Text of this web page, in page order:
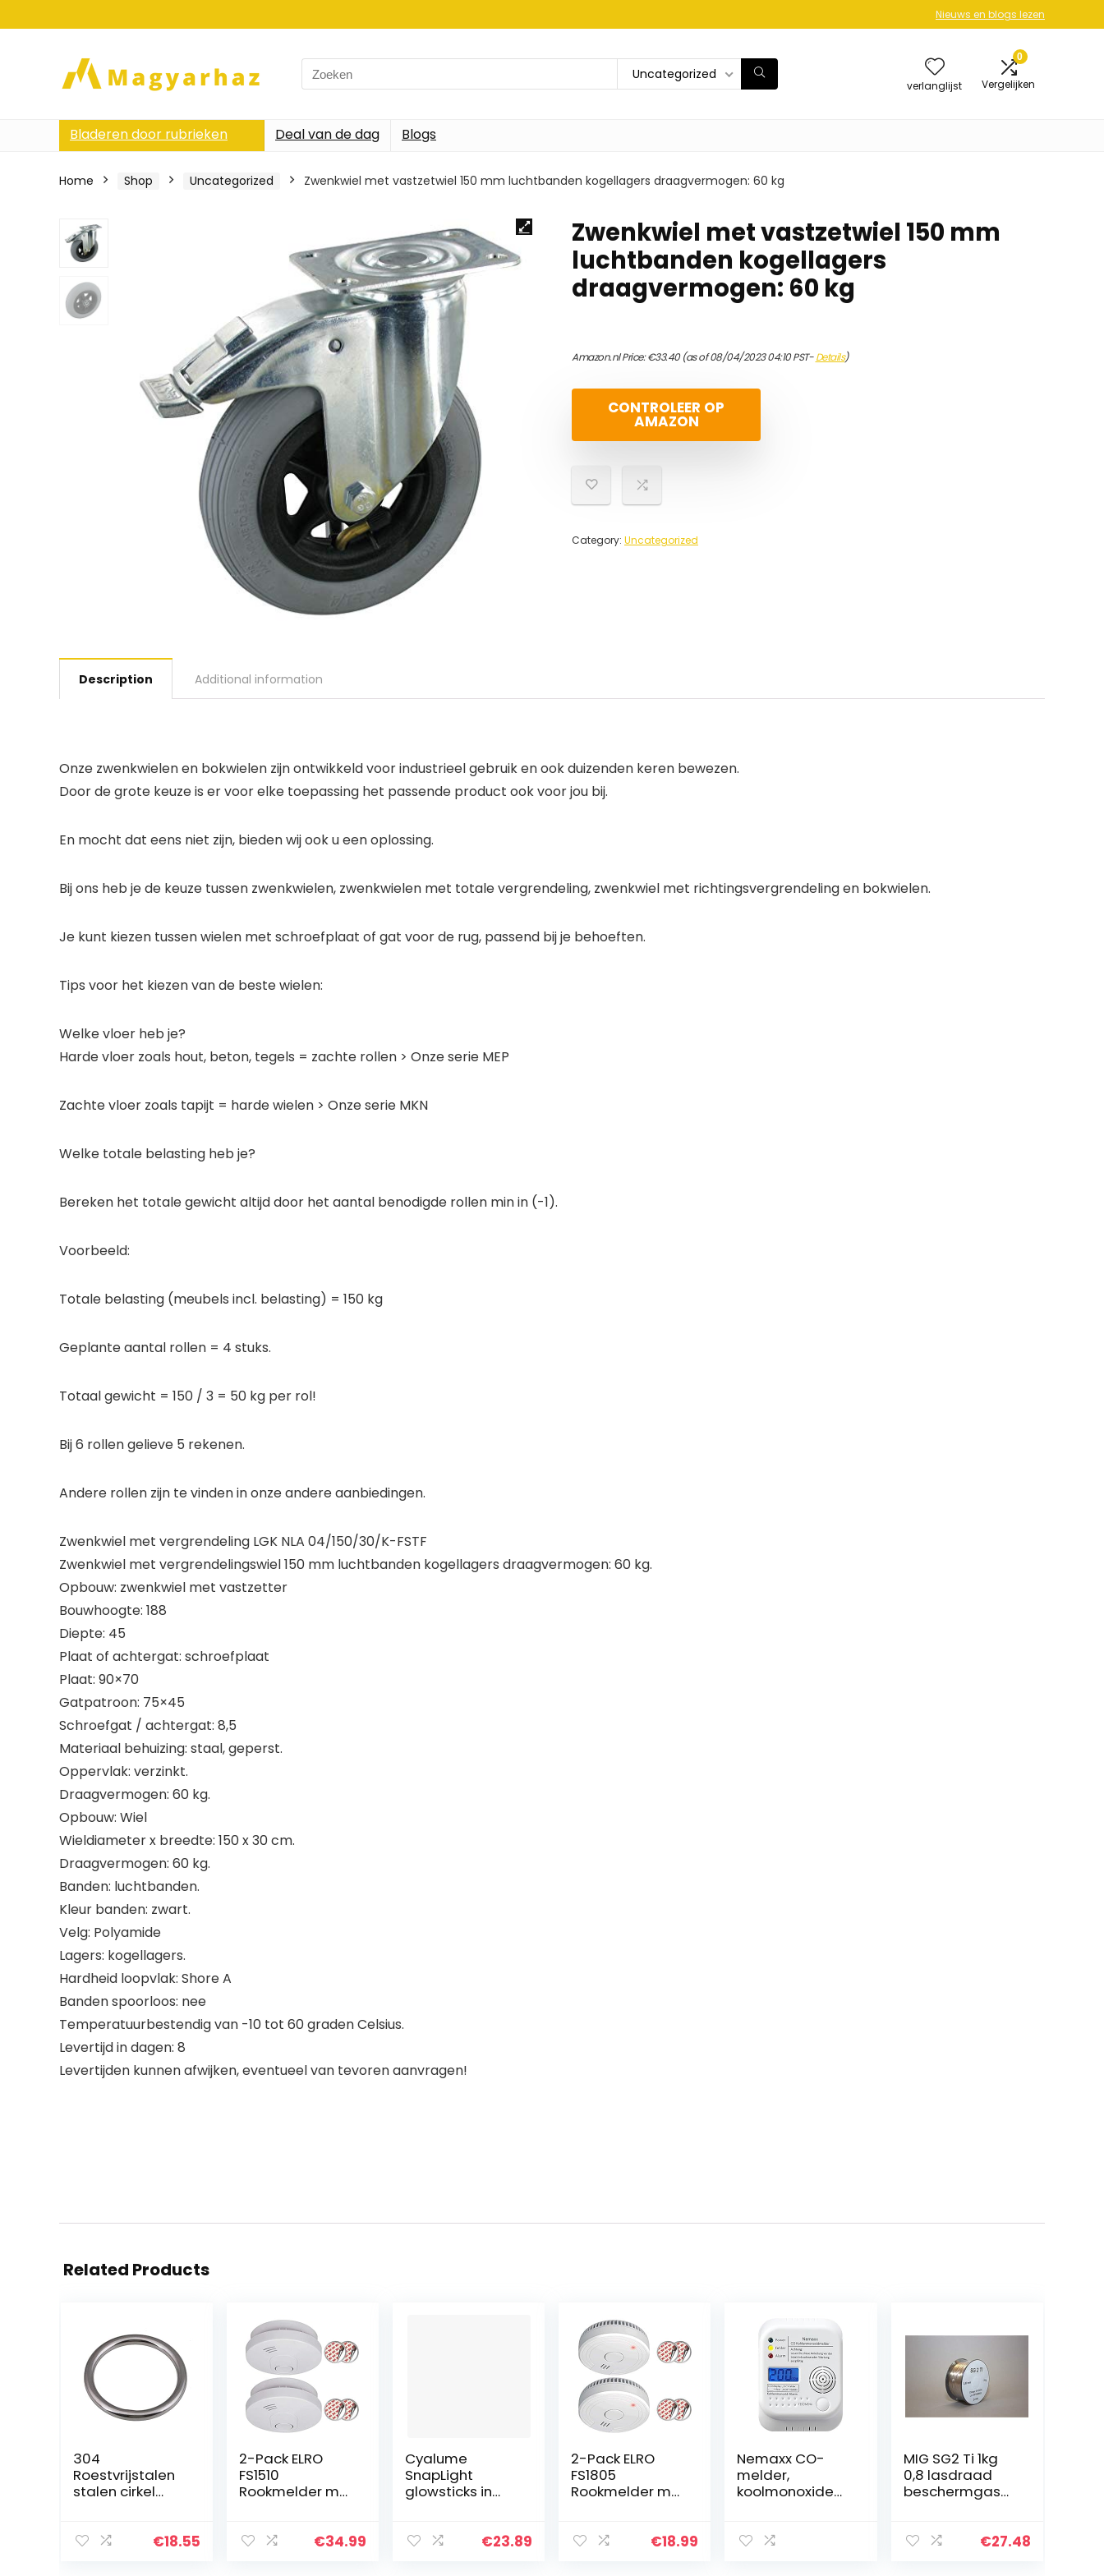
Nieuws en blogs lezen
Search
for:
Uncategorized
verlanglijst
0
Vergelijken
Bladeren door rubrieken Deal van de dag Blogs
Home Shop Uncategorized Zwenkwiel met vastzetwiel 150 mm luchtbanden kogellagers draagvermogen: 60 kg
Zwenkwiel met vastzetwiel 150 mm
luchtbanden kogellagers
draagvermogen: 60 kg
Amazon.nl Price:€33.40(as of 08/04/2023 04:10 PST-Details)
CONTROLEER OP
AMAZON
Category: Uncategorized
Description Additional information
Onze zwenkwielen en bokwielen zijn ontwikkeld voor industrieel gebruik en ook duizenden keren bewezen.
Door de grote keuze is er voor elke toepassing het passende product ook voor jou bij.
En mocht dat eens niet zijn, bieden wij ook u een oplossing.
Bij ons heb je de keuze tussen zwenkwielen, zwenkwielen met totale vergrendeling, zwenkwiel met richtingsvergrendeling en bokwielen.
Je kunt kiezen tussen wielen met schroefplaat of gat voor de rug, passend bij je behoeften.
Tips voor het kiezen van de beste wielen:
Welke vloer heb je?
Harde vloer zoals hout, beton, tegels = zachte rollen > Onze serie MEP
Zachte vloer zoals tapijt = harde wielen > Onze serie MKN
Welke totale belasting heb je?
Bereken het totale gewicht altijd door het aantal benodigde rollen min in (-1).
Voorbeeld:
Totale belasting (meubels incl. belasting) = 150 kg
Geplante aantal rollen = 4 stuks.
Totaal gewicht = 150 / 3 = 50 kg per rol!
Bij 6 rollen gelieve 5 rekenen.
Andere rollen zijn te vinden in onze andere aanbiedingen.
Zwenkwiel met vergrendeling LGK NLA 04/150/30/K-FSTF
Zwenkwiel met vergrendelingswiel 150 mm luchtbanden kogellagers draagvermogen: 60 kg.
Opbouw: zwenkwiel met vastzetter
Bouwhoogte: 188
Diepte: 45
Plaat of achtergat: schroefplaat
Plaat: 90×70
Gatpatroon: 75×45
Schroefgat / achtergat: 8,5
Materiaal behuizing: staal, geperst.
Oppervlak: verzinkt.
Draagvermogen: 60 kg.
Opbouw: Wiel
Wieldiameter x breedte: 150 x 30 cm.
Draagvermogen: 60 kg.
Banden: luchtbanden.
Kleur banden: zwart.
Velg: Polyamide
Lagers: kogellagers.
Hardheid loopvlak: Shore A
Banden spoorloos: nee
Temperatuurbestendig van -10 tot 60 graden Celsius.
Levertijd in dagen: 8
Levertijden kunnen afwijken, eventueel van tevoren aanvragen!
Related Products
304
Roestvrijstalen
stalen cirkel
Zware
€18.55
2-Pack ELRO
FS1510
Rookmelder met
Montage
€34.99
Cyalume
SnapLight
glowsticks in
10 stuks) – 15 cm
€23.89
2-Pack ELRO
FS1805
Rookmelder met
Montage –
€18.99
Nemaxx CO-
melder,
koolmonoxidem
gasalarm,
MIG SG2 Ti 1kg
0,8 lasdraad
beschermgas
zink max verzinkt
€27.48